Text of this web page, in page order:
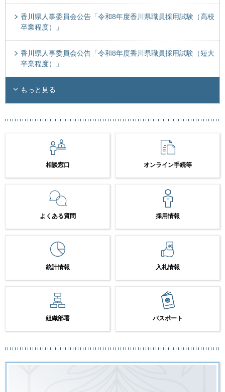
香川県人事委員会公告「令和8年度香川県職員採用試験（高校
卒業程度）」
香川県人事委員会公告「令和8年度香川県職員採用試験（短大
卒業程度）」
もっと見る
相談窓口 オンライン手続等
よくある質問 採用情報
統計情報 入札情報
組織部署 パスポート